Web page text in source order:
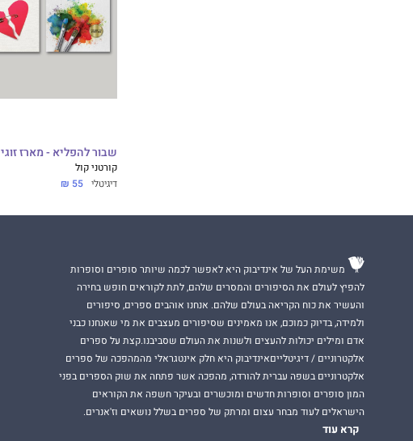
שבור להפליא - מארז זוגי
קורטני קול
דיגיטלי 55 ₪
משימת העל של אינדיבוק היא לאפשר לכמה שיותר סופרים וסופרות
להפיץ לעולם את הסיפורים והמסרים שלהם, לתת לקוראים חופש בחירה
והעשיר את כוח הקריאה בעולם שלהם. אנחנו אוהבים ספרים, סיפורים
ולמידה, בדיוק כמוכם, אנו מאמינים שסיפורים מעצבים את מי שאנחנו כבני
אדם ומילים יכולות להעצים ולשנות את העולם שסביבנו.קצת על ספרים
אלקטרוניים / דיגיטלייםאינדיבוק היא חלק אינטגראלי מהמהפכה של ספרים
אלקטרוניים בשפה עברית להורדה, מהפכה אשר פתחה את שוק הספרים בפני
המון סופרים וסופרות חדשים ומוכשרים ובעיקר חשפה את הקוראים
הישראלים לעוד מבחר עצום ומרתק של ספרים בשלל נושאים וז'אנרים.
קרא עוד